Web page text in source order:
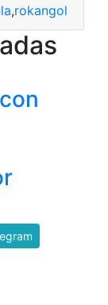
,rokangol